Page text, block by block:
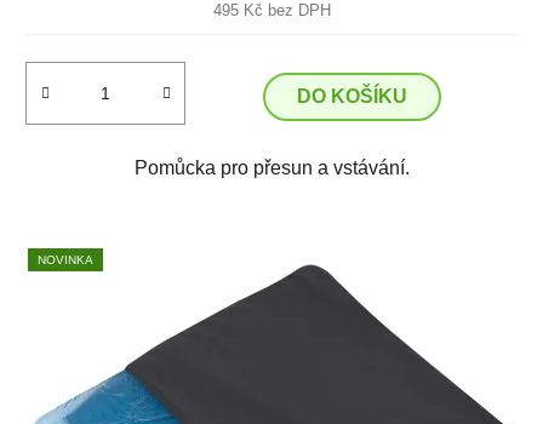
495 Kč bez DPH
DO KOŠÍKU
Pomůcka pro přesun a vstávání.
NOVINKA